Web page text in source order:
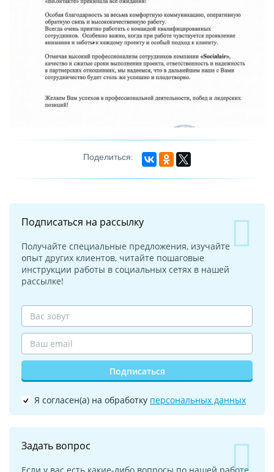
Подписаться на рассылку
Получайте специальные предложения, изучайте
опыт других клиентов, читайте пошаговые
инструкции работы в социальных сетях в нашей
рассылке!
Подписаться
Я согласен(а) на обработку персональных данных
Задать вопрос